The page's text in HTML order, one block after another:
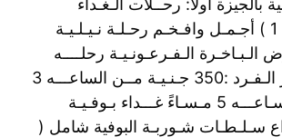
بالجيزة اولآ: رحــلات الـغـداء
الـعـرض رقم ( 1 ) أجـمـل وافـخـم رحـلـة نـيـلـيـة
الـفـرعـونـيـة رحلــــه
الغــــداء سـعـر الـفـرد :350 جـنـيـة مــن الساعـــه 3
عـصراً الـي الـسـاعـــه 5 مـسـاءً غـــداء بـوفـيـة
8 انـواع سـلـطـات شـوربـة البوفية شامل (